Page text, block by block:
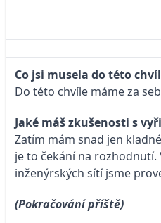
Co jsi musela do této
Do této chvíle máme za
Jaké máš zkušenosti s
Zatím mám snad jen
je to čekání na
inženýrských sítí jsme
(Pokračování příště)